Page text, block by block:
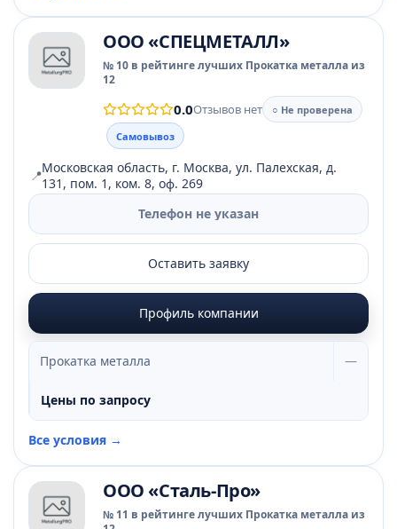
ООО «СПЕЦМЕТАЛЛ»
№ 10 в рейтинге лучших Прокатка металла из
12
0.0Отзывов нет
○ Не проверена
Самовывоз
📍Московская область, г. Москва, ул. Палехская, д.
131, пом. 1, ком. 8, оф. 269
Телефон не указан
Оставить заявку
Профиль компании
Прокатка металла —
Цены по запросу
Все условия →
ООО «Сталь-Про»
№ 11 в рейтинге лучших Прокатка металла из